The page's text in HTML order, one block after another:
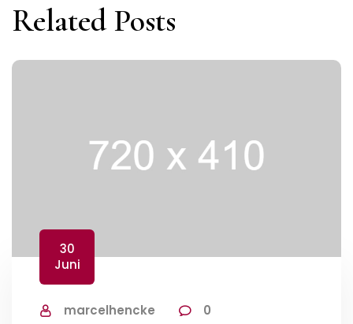
Related Posts
30
Juni
marcelhencke 0